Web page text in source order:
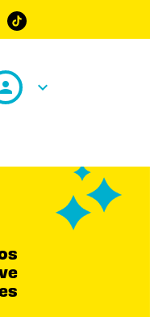
personn keyboard_arrow_down
search